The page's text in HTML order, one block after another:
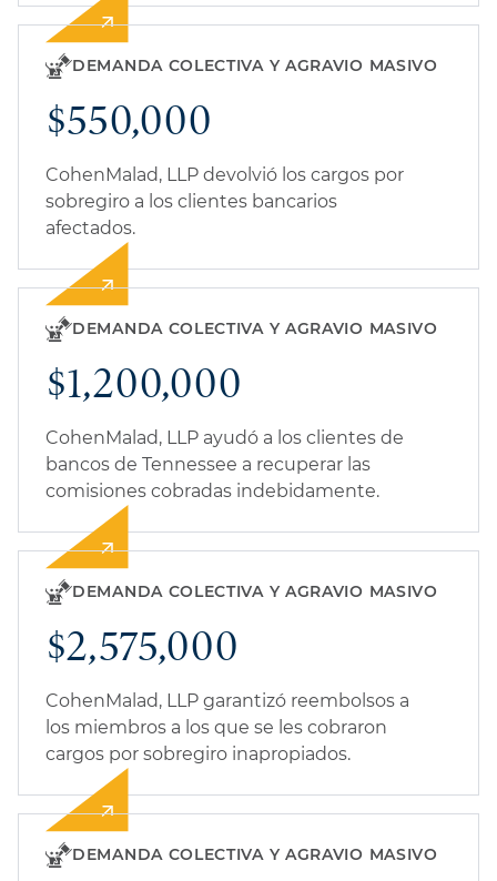
DEMANDA COLECTIVA Y AGRAVIO MASIVO
$550,000
CohenMalad, LLP devolvió los cargos por
sobregiro a los clientes bancarios
afectados.
DEMANDA COLECTIVA Y AGRAVIO MASIVO
$1,200,000
CohenMalad, LLP ayudó a los clientes de
bancos de Tennessee a recuperar las
comisiones cobradas indebidamente.
DEMANDA COLECTIVA Y AGRAVIO MASIVO
$2,575,000
CohenMalad, LLP garantizó reembolsos a
los miembros a los que se les cobraron
cargos por sobregiro inapropiados.
DEMANDA COLECTIVA Y AGRAVIO MASIVO